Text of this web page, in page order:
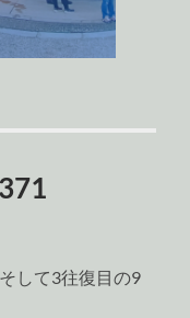
して3往復目の9